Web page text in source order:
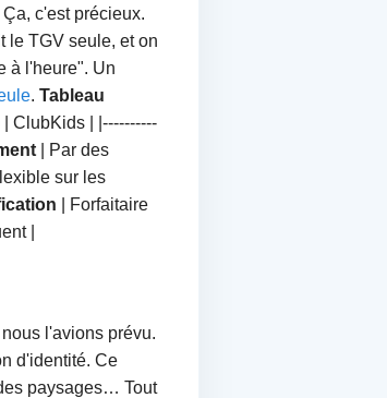
c'est précieux.
le TGV seule, et on
à l'heure". Un
. Tableau
ClubKids | |----------
| Par des
sur les
| Forfaitaire
|
l'avions prévu.
d'identité. Ce
paysages… Tout